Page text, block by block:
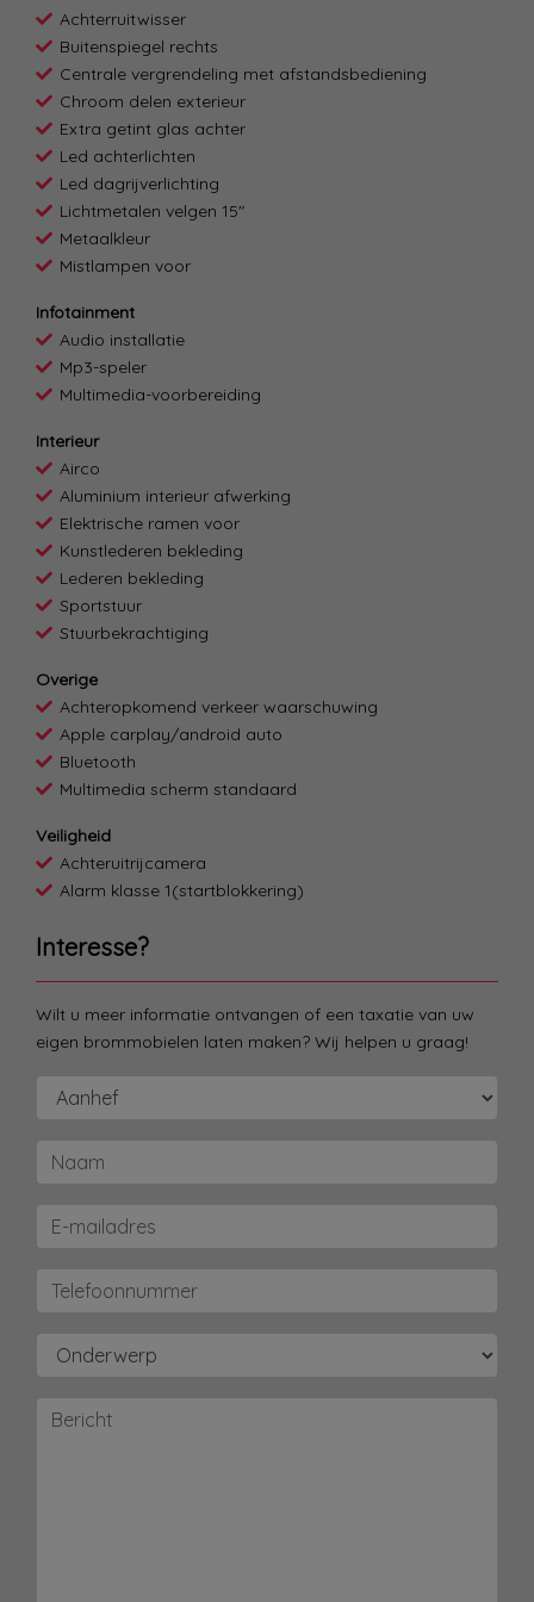
Achterruitwisser
Buitenspiegel rechts
Centrale vergrendeling met afstandsbediening
Chroom delen exterieur
Extra getint glas achter
Led achterlichten
Led dagrijverlichting
Lichtmetalen velgen 15"
Metaalkleur
Mistlampen voor
Infotainment
Audio installatie
Mp3-speler
Multimedia-voorbereiding
Interieur
Airco
Aluminium interieur afwerking
Elektrische ramen voor
Kunstlederen bekleding
Lederen bekleding
Sportstuur
Stuurbekrachtiging
Overige
Achteropkomend verkeer waarschuwing
Apple carplay/android auto
Bluetooth
Multimedia scherm standaard
Veiligheid
Achteruitrijcamera
Alarm klasse 1(startblokkering)
Interesse?
Wilt u meer informatie ontvangen of een taxatie van uw
eigen brommobielen laten maken? Wij helpen u graag!